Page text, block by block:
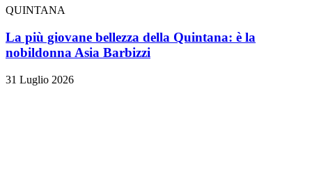
QUINTANA
La più giovane bellezza della Quintana: è la
nobildonna Asia Barbizzi
31 Luglio 2026